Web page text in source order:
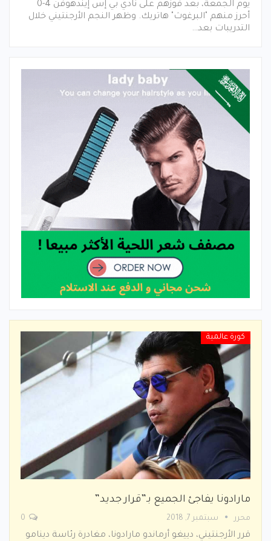
يوم الجمعة، بعد فوزهم على نادي بي إس إيندهوفن 4-0
أحرز منهم "البرغوث" هاتريك. وظهر النجم الأرجنتيني خلال
التدريبات بعد…
كورة عالمية
مارادونا يفاجئ الجميع بـ”قرار جديد”
محرر سبتمبر 7, 2018
قرر الأرجنتيني، دييغو أرماندو مارادونا، مغادرة رئاسة دينامو